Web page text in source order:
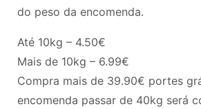
do peso da encomenda.
Até 10kg – 4.50€
Mais de 10kg – 6.99€
Compra mais de 39.90€ portes
encomenda passar de 40kg será